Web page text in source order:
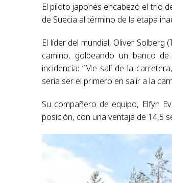
El piloto japonés encabezó el trío
de Suecia al término de la etapa
El líder del mundial, Oliver
camino, golpeando un banco
incidencia: “Me salí de la
sería ser el primero en salir a la
Su compañero de equipo, Elfyn
posición, con una ventaja de 14,5